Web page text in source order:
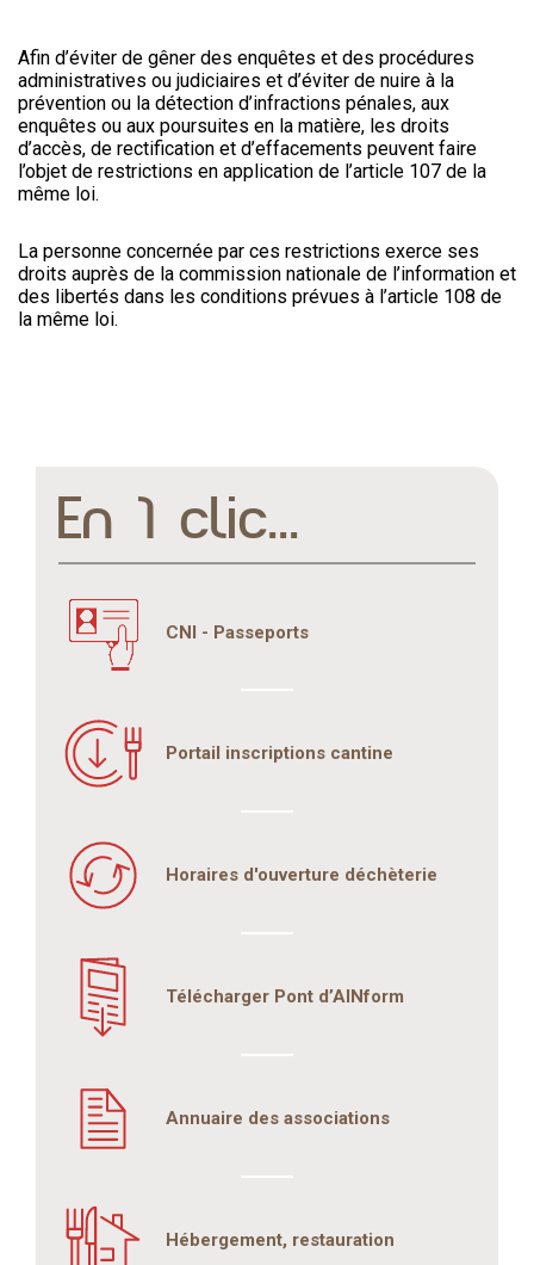
Afin d’éviter de gêner des enquêtes et des procédures
administratives ou judiciaires et d’éviter de nuire à la
prévention ou la détection d’infractions pénales, aux
enquêtes ou aux poursuites en la matière, les droits
d’accès, de rectification et d’effacements peuvent faire
l’objet de restrictions en application de l’article 107 de la
même loi.
La personne concernée par ces restrictions exerce ses
droits auprès de la commission nationale de l’information et
des libertés dans les conditions prévues à l’article 108 de
la même loi.
En 1 clic...
CNI - Passeports
Portail inscriptions cantine
Horaires d'ouverture déchèterie
Télécharger Pont d’AINform
Annuaire des associations
Hébergement, restauration